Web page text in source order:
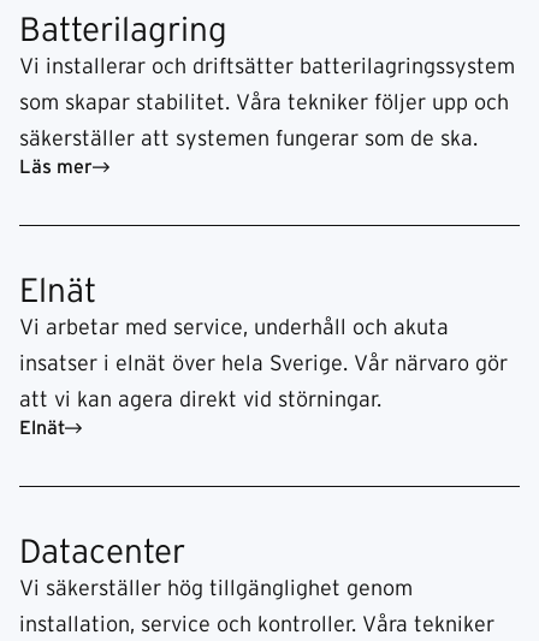
Batterilagring
Vi installerar och driftsätter batterilagringssystem
som skapar stabilitet. Våra tekniker följer upp och
säkerställer att systemen fungerar som de ska.
Läs mer
Elnät
Vi arbetar med service, underhåll och akuta
insatser i elnät över hela Sverige. Vår närvaro gör
att vi kan agera direkt vid störningar.
Elnät
Datacenter
Vi säkerställer hög tillgänglighet genom
installation, service och kontroller. Våra tekniker